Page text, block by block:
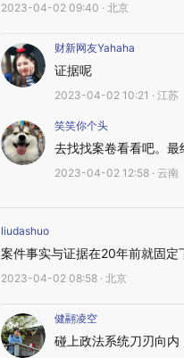
2023-04-02 09:40 · 北京
财新网友Yahaha
证据呢
2023-04-02 10:21 · 江苏
笑笑你个头
去找找案卷看看吧。最
2023-04-02 12:58 · 云南
liudashuo
案件事实与证据在20年前就固定
2023-04-02 08:58 · 北京
健翮凌空
碰上政法系统刀刃向